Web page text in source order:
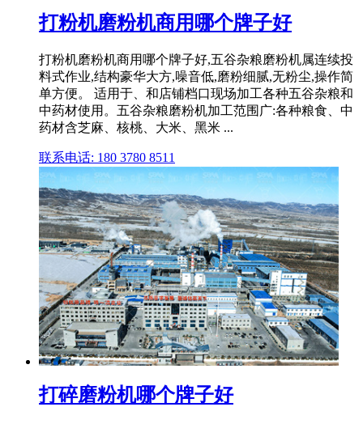
打粉机磨粉机商用哪个牌子好
打粉机磨粉机商用哪个牌子好,五谷杂粮磨粉机属连续投
料式作业,结构豪华大方,噪音低,磨粉细腻,无粉尘,操作简
单方便。 适用于、和店铺档口现场加工各种五谷杂粮和
中药材使用。五谷杂粮磨粉机加工范围广:各种粮食、中
药材含芝麻、核桃、大米、黑米 ...
联系电话: 180 3780 8511
打碎磨粉机哪个牌子好